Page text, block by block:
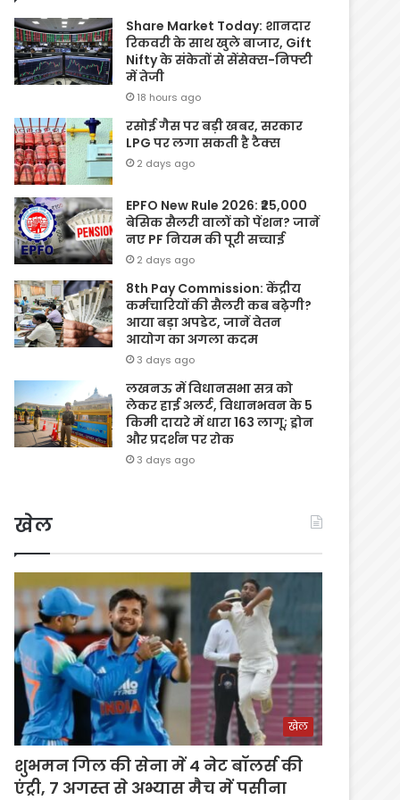
Share Market Today: शानदार
रिकवरी के साथ खुले बाजार, Gift
Nifty के संकेतों से सेंसेक्स-निफ्टी
में तेजी
18 hours ago
रसोई गैस पर बड़ी खबर, सरकार
LPG पर लगा सकती है टैक्स
2 days ago
EPFO New Rule 2026: ₹25,000
बेसिक सैलरी वालों को पेंशन? जानें
नए PF नियम की पूरी सच्चाई
2 days ago
8th Pay Commission: केंद्रीय
कर्मचारियों की सैलरी कब बढ़ेगी?
आया बड़ा अपडेट, जानें वेतन
आयोग का अगला कदम
3 days ago
लखनऊ में विधानसभा सत्र को
लेकर हाई अलर्ट, विधानभवन के 5
किमी दायरे में धारा 163 लागू; ड्रोन
और प्रदर्शन पर रोक
3 days ago
खेल
खेल
शुभमन गिल की सेना में 4 नेट बॉलर्स की
एंट्री, 7 अगस्त से अभ्यास मैच में पसीना